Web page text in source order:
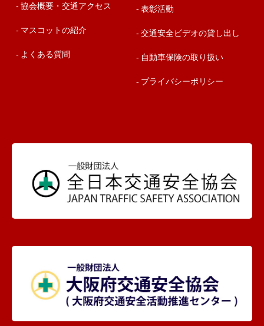
協会概要・交通アクセス
マスコットの紹介
よくある質問
表彰活動
交通安全ビデオの貸し出し
自動車保険の取り扱い
プライバシーポリシー